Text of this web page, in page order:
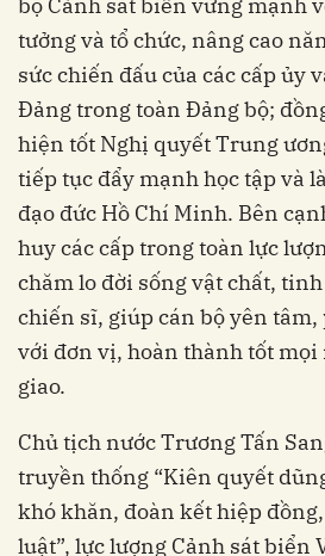
tưởng và tổ chức, nâng cao
sức chiến đấu của các cấp ủy
Đảng trong toàn Đảng bộ;
hiện tốt Nghị quyết Trung
tiếp tục đẩy mạnh học tập và
đạo đức Hồ Chí Minh. Bên
huy các cấp trong toàn lực
chăm lo đời sống vật chất,
chiến sĩ, giúp cán bộ yên
với đơn vị, hoàn thành tốt
giao.
Chủ tịch nước Trương Tấn
truyền thống “Kiên quyết
khó khăn, đoàn kết hiệp
luật”, lực lượng Cảnh sát biển